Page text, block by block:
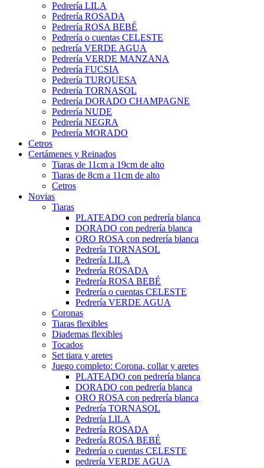
Pedrería LILA
Pedrería ROSADA
Pedrería ROSA BEBÉ
Pedrería o cuentas CELESTE
pedrería VERDE AGUA
Pedrería VERDE MANZANA
Pedrería FUCSIA
Pedrería TURQUESA
Pedrería TORNASOL
Pedrería DORADO CHAMPAGNE
Pedrería NUDE
Pedrería NEGRA
Pedrería MORADO
Cetros
Certámenes y Reinados
Tiaras de 11cm a 19cm de alto
Tiaras de 8cm a 11cm de alto
Cetros
Novias
Tiaras
PLATEADO con pedrería blanca
DORADO con pedrería blanca
ORO ROSA con pedrería blanca
Pedrería TORNASOL
Pedrería LILA
Pedrería ROSADA
Pedrería ROSA BEBÉ
Pedrería o cuentas CELESTE
Pedrería VERDE AGUA
Coronas
Tiaras flexibles
Diademas flexibles
Tocados
Set tiara y aretes
Juego completo: Corona, collar y aretes
PLATEADO con pedrería blanca
DORADO con pedrería blanca
ORO ROSA con pedrería blanca
Pedrería TORNASOL
Pedrería LILA
Pedrería ROSADA
Pedrería ROSA BEBÉ
Pedrería o cuentas CELESTE
pedrería VERDE AGUA